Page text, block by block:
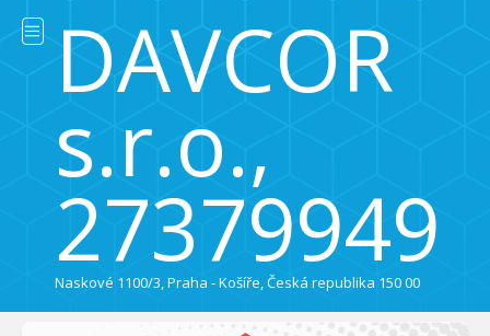
DAVCOR
s.r.o.,
27379949
Naskové 1100/3, Praha - Košíře, Česká republika 150 00